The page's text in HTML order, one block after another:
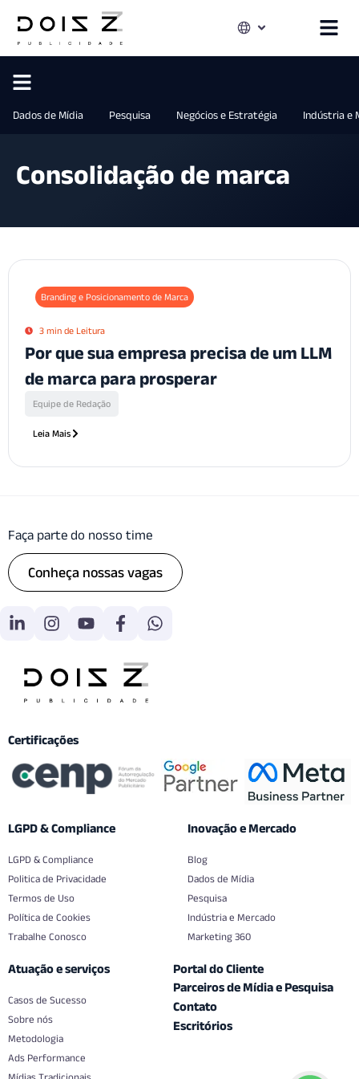
Dados de Mídia Pesquisa Negócios e Estratégia Indústria e
Consolidação de marca
Branding e Posicionamento de Marca
3 min de Leitura
Por que sua empresa precisa de um LLM
de marca para prosperar
Equipe de Redação
Leia Mais
Faça parte do nosso time
Conheça nossas vagas
Certificações
LGPD & Compliance
LGPD & Compliance
Politica de Privacidade
Termos de Uso
Política de Cookies
Trabalhe Conosco
Inovação e Mercado
Blog
Dados de Mídia
Pesquisa
Indústria e Mercado
Marketing 360
Atuação e serviços
Casos de Sucesso
Sobre nós
Metodologia
Ads Performance
Portal do Cliente
Parceiros de Mídia e Pesquisa
Contato
Escritórios